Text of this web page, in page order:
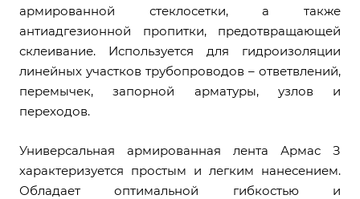
армированной стеклосетки, а также
антиадгезионной пропитки, предотвращающей
склеивание. Используется для гидроизоляции
линейных участков трубопроводов – ответвлений,
перемычек, запорной арматуры, узлов и
переходов.
Универсальная армированная лента Армас З
характеризуется простым и легким нанесением.
Обладает оптимальной гибкостью и